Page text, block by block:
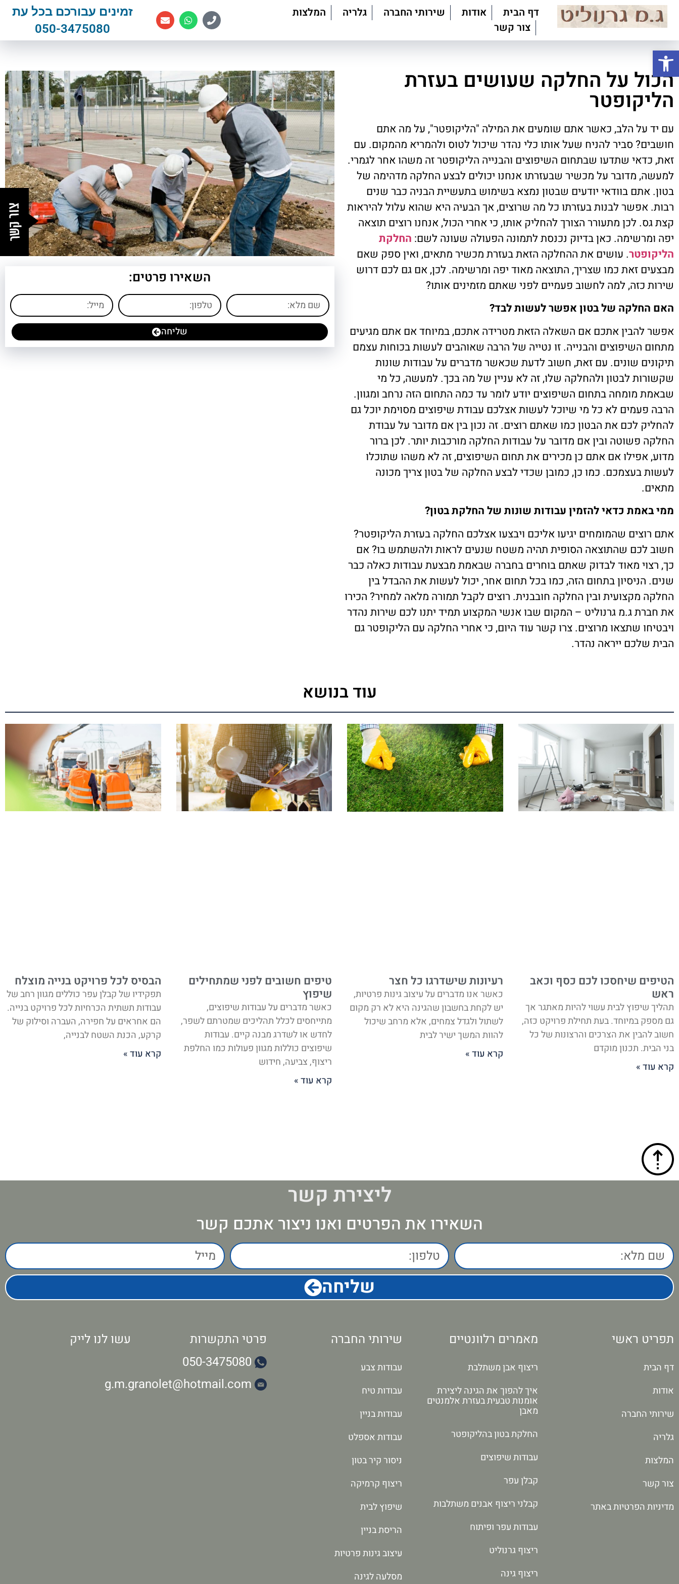
דף הבית אודות שירותי החברה גלריה
המלצות
צור קשר
זמינים עבורכם בכל עת
050-3475080
הכול על החלקה שעושים בעזרת
הליקופטר
עם יד על הלב, כאשר אתם שומעים את המילה "הליקופטר", על מה אתם
חושבים? סביר להניח שעל אותו כלי נהדר שיכול לטוס ולהמריא מהמקום. עם
זאת, כדאי שתדעו שבתחום השיפוצים והבנייה הליקופטר זה משהו אחר לגמרי.
למעשה, מדובר על מכשיר שבעזרתו אנחנו יכולים לבצע החלקה מדהימה של
בטון. אתם בוודאי יודעים שבטון נמצא בשימוש בתעשיית הבניה כבר שנים
רבות. אפשר לבנות בעזרתו כל מה שרוצים, אך הבעיה היא שהוא עלול להיראות
קצת גס. לכן מתעורר הצורך להחליק אותו, כי אחרי הכול, אנחנו רוצים תוצאה
יפה ומרשימה. כאן בדיוק נכנסת לתמונה הפעולה שעונה לשם: החלקת
הליקופטר. עושים את ההחלקה הזאת בעזרת מכשיר מתאים, ואין ספק שאם
מבצעים זאת כמו שצריך, התוצאה מאוד יפה ומרשימה. לכן, אם גם לכם דרוש
שירות כזה, למה לחשוב פעמיים לפני שאתם מזמינים אותו?
האם החלקה של בטון אפשר לעשות לבד?
אפשר להבין אתכם אם השאלה הזאת מטרידה אתכם, במיוחד אם אתם מגיעים
מתחום השיפוצים והבנייה. זו נטייה של הרבה שאוהבים לעשות בכוחות עצמם
תיקונים שונים. עם זאת, חשוב לדעת שכאשר מדברים על עבודות שונות
שקשורות לבטון ולהחלקה שלו, זה לא עניין של מה בכך. למעשה, כל מי
שבאמת מומחה בתחום השיפוצים יודע לומר עד כמה התחום הזה נרחב ומגוון.
הרבה פעמים לא כל מי שיוכל לעשות אצלכם עבודת שיפוצים מסוימת יוכל גם
להחליק לכם את הבטון כמו שאתם רוצים. זה נכון בין אם מדובר על עבודת
החלקה פשוטה ובין אם מדובר על עבודות החלקה מורכבות יותר. לכן ברור
מדוע, אפילו אם אתם כן מכירים את תחום השיפוצים, זה לא משהו שתוכלו
לעשות בעצמכם. כמו כן, כמובן שכדי לבצע החלקה של בטון צריך מכונה
מתאים.
ממי באמת כדאי להזמין עבודות שונות של החלקת בטון?
אתם רוצים שהמומחים יגיעו אליכם ויבצעו אצלכם החלקה בעזרת הליקופטר?
חשוב לכם שהתוצאה הסופית תהיה משטח שנעים לראות ולהשתמש בו? אם
כך, רצוי מאוד לבדוק שאתם בוחרים בחברה שבאמת מבצעת עבודות כאלה כבר
שנים. הניסיון בתחום הזה, כמו בכל תחום אחר, יכול לעשות את ההבדל בין
החלקה מקצועית ובין החלקה חובבנית. רוצים לקבל תמורה מלאה למחיר? הכירו
את חברת ג.מ גרנוליט – המקום שבו אנשי המקצוע תמיד יתנו לכם שירות נהדר
ויבטיחו שתצאו מרוצים. צרו קשר עוד היום, כי אחרי החלקה עם הליקופטר גם
הבית שלכם ייראה נהדר.
השאירו פרטים:
שליחה
עוד בנושא
הטיפים שיחסכו לכם כסף וכאב
ראש
תהליך שיפוץ לבית עשוי להיות מאתגר אך
גם מספק במיוחד. בעת תחילת פרויקט כזה,
חשוב להבין את הצרכים והרצונות של כל
בני הבית. תכנון מוקדם
קרא עוד »
רעיונות שישדרגו כל חצר
כאשר אנו מדברים על עיצוב גינות פרטיות,
יש לקחת בחשבון שהגינה היא לא רק מקום
לשתול ולגדל צמחים, אלא מרחב שיכול
להוות המשך ישיר לבית
קרא עוד »
טיפים חשובים לפני שמתחילים
שיפוץ
כאשר מדברים על עבודות שיפוצים,
מתייחסים לכלל תהליכים שמטרתם לשפר,
לחדש או לשדרג מבנה קיים. עבודות
שיפוצים כוללות מגוון פעולות כמו החלפת
ריצוף, צביעה, חידוש
קרא עוד »
הבסיס לכל פרויקט בנייה מוצלח
תפקידיו של קבלן עפר כוללים מגוון רחב של
עבודות תשתית הכרחיות לכל פרויקט בנייה.
הם אחראים על חפירה, העברה וסילוק של
קרקע, הכנת השטח לבנייה,
קרא עוד »
ליצירת קשר
השאירו את הפרטים ואנו ניצור אתכם קשר
שליחה
תפריט ראשי
דף הבית
אודות
שירותי החברה
גלריה
המלצות
צור קשר
מדיניות הפרטיות באתר
מאמרים רלוונטיים
ריצוף אבן משתלבת
איך להפוך את הגינה ליצירת
אומנות טבעית בעזרת אלמנטים
מאבן
החלקת בטון בהליקופטר
עבודות שיפוצים
קבלן עפר
קבלני ריצוף אבנים משתלבות
עבודות עפר ופיתוח
ריצוף גרנוליט
ריצוף גינה
שירותי החברה
עבודות צבע
עבודות טיח
עבודות בניין
עבודות אספלט
ניסור קיר בטון
ריצוף קרמיקה
שיפוץ לבית
הריסת בניין
עיצוב גינות פרטיות
מסלעה לגינה
פרטי התקשרות
050-3475080
g.m.granolet@hotmail.com
עשו לנו לייק
פתח סרגל נגישות